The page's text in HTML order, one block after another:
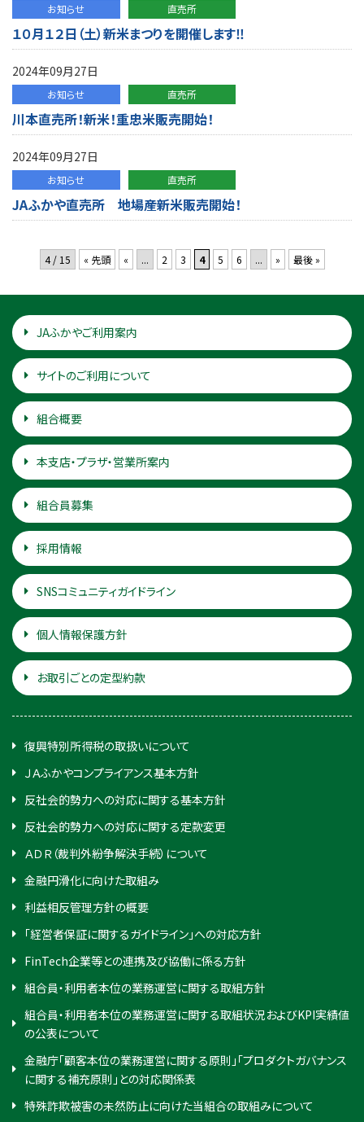
お知らせ 直売所
１０月１２日（土）新米まつりを開催します‼
2024年09月27日
お知らせ 直売所
川本直売所！新米！重忠米販売開始！
2024年09月27日
お知らせ 直売所
JAふかや直売所 地場産新米販売開始！
4 / 15 « 先頭 « ... 2 3 4 5 6 ... » 最後 »
JAふかやご利用案内
サイトのご利用について
組合概要
本支店・プラザ・営業所案内
組合員募集
採用情報
SNSコミュニティガイドライン
個人情報保護方針
お取引ごとの定型約款
復興特別所得税の取扱いについて
ＪＡふかやコンプライアンス基本方針
反社会的勢力への対応に関する基本方針
反社会的勢力への対応に関する定款変更
ＡＤＲ（裁判外紛争解決手続）について
金融円滑化に向けた取組み
利益相反管理方針の概要
「経営者保証に関するガイドライン」への対応方針
FinTech企業等との連携及び協働に係る方針
組合員・利用者本位の業務運営に関する取組方針
組合員・利用者本位の業務運営に関する取組状況およびKPI実績値
の公表について
金融庁「顧客本位の業務運営に関する原則」「プロダクトガバナンス
に関する補充原則」との対応関係表
特殊詐欺被害の未然防止に向けた当組合の取組みについて